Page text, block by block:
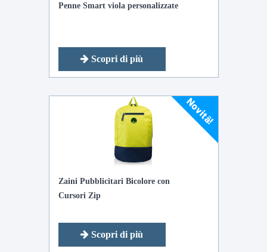
Penne Smart viola personalizzate
Scopri di più
Novitâ!
Zaini Pubblicitari Bicolore con
Cursori Zip
Scopri di più